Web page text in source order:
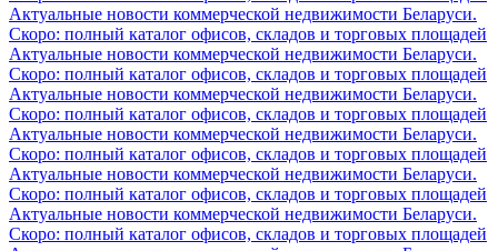
Актуальные новости коммерческой недвижимости Беларуси.
Скоро: полный каталог офисов, складов и торговых площадей
Актуальные новости коммерческой недвижимости Беларуси.
Скоро: полный каталог офисов, складов и торговых площадей
Актуальные новости коммерческой недвижимости Беларуси.
Скоро: полный каталог офисов, складов и торговых площадей
Актуальные новости коммерческой недвижимости Беларуси.
Скоро: полный каталог офисов, складов и торговых площадей
Актуальные новости коммерческой недвижимости Беларуси.
Скоро: полный каталог офисов, складов и торговых площадей
Актуальные новости коммерческой недвижимости Беларуси.
Скоро: полный каталог офисов, складов и торговых площадей